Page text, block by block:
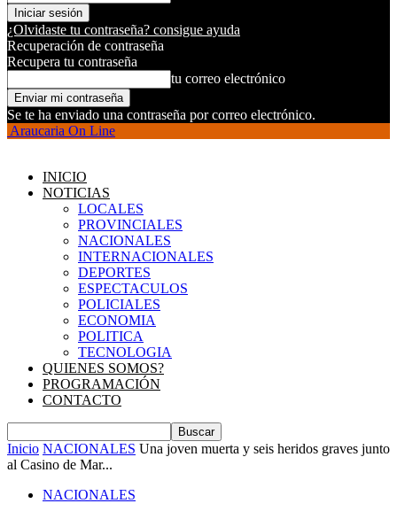
¿Olvidaste tu contraseña? consigue ayuda
Recuperación de contraseña
Recupera tu contraseña
tu correo electrónico
Se te ha enviado una contraseña por correo electrónico.
Araucaria On Line
INICIO
NOTICIAS
LOCALES
PROVINCIALES
NACIONALES
INTERNACIONALES
DEPORTES
ESPECTACULOS
POLICIALES
ECONOMIA
POLITICA
TECNOLOGIA
QUIENES SOMOS?
PROGRAMACIÓN
CONTACTO
Inicio NACIONALES Una joven muerta y seis heridos graves junto
al Casino de Mar...
NACIONALES